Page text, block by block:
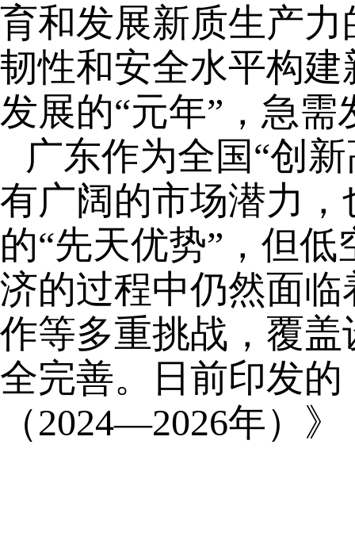
育和发展新质生产
韧性和安全水平构
发展的“元年”，急
广东作为全国“创
有广阔的市场潜力
的“先天优势”，但
济的过程中仍然面
作等多重挑战，覆
全完善。日前印发
（2024—2026年）